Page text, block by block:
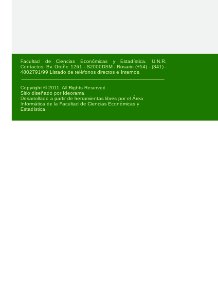
Facultad de Ciencias Económicas y Estadística. U.N.R.
Contactos: Bv. Oroño 1261 - S2000DSM - Rosario (+54) - (341) -
4802791/99 Listado de teléfonos directos e Internos
Copyright © 2011. All Rights Reserved.
Sitio diseñado por Ideorama
Desarrollado a partir de herramientas libres por el Área
Informática de la Facultad de Ciencias Económicas y
Estadística.